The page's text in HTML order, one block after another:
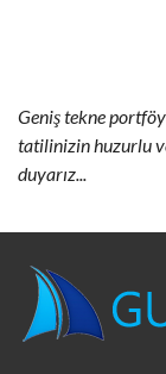
Geniş tekne
tatilinizin huzurlu
duyarız...